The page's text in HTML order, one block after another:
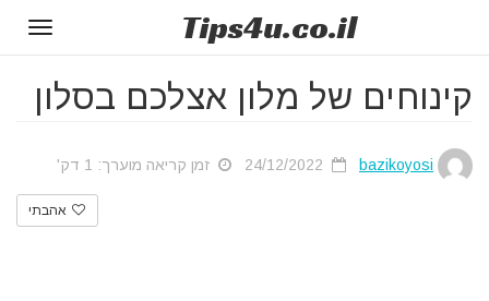
Tips4u.co.il
קינוחים של מלון אצלכם בסלון
bazikoyosi זמן קריאה מוערך: 1 דק'
אהבתי